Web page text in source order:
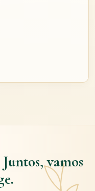
Juntos, vamos